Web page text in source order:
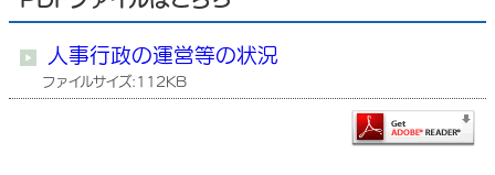
人事行政の運営等の状況
ファイルサイズ:112KB